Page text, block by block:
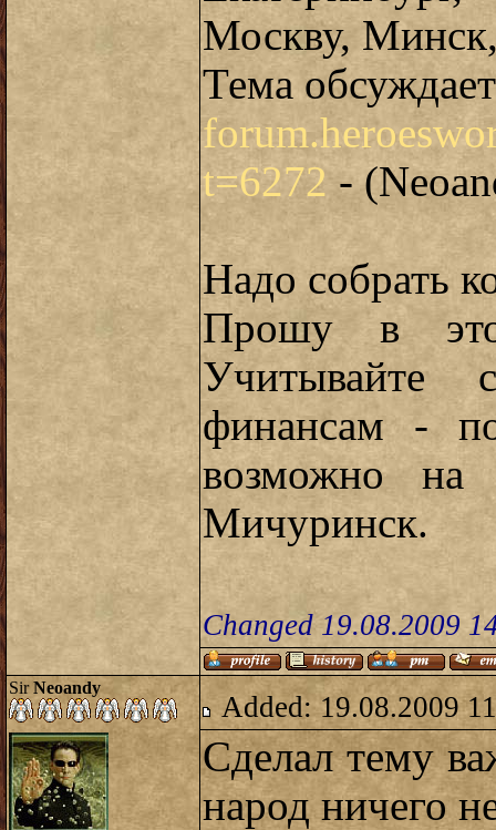
Москву,
Тема
t=6272-
Надо собрать
Прошу в
Учитывайте
финансам -
возможно
Мичуринск.
Changed 19.08.2009
SirNeoandy
Added: 19.08.2009
Сделал тему
народ ничего